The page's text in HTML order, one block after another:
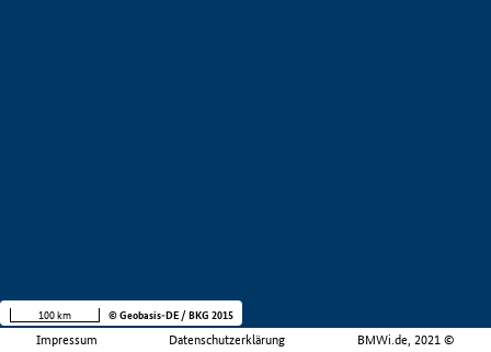
Impressum Datenschutzerklärung BMWi.de, 2021 ©
100 km © Geobasis-DE / BKG 2015